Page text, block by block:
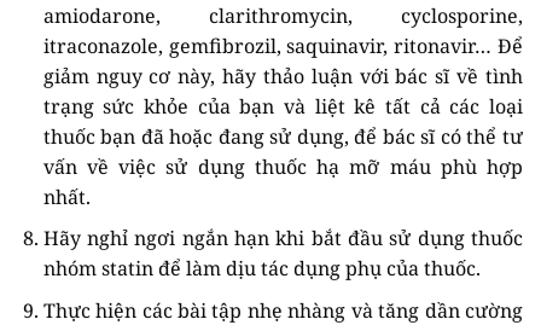
amiodarone, clarithromycin, cyclosporine,
itraconazole, gemfibrozil, saquinavir, ritonavir… Để
giảm nguy cơ này, hãy thảo luận với bác sĩ về tình
trạng sức khỏe của bạn và liệt kê tất cả các loại
thuốc bạn đã hoặc đang sử dụng, để bác sĩ có thể tư
vấn về việc sử dụng thuốc hạ mỡ máu phù hợp
nhất.
Hãy nghỉ ngơi ngắn hạn khi bắt đầu sử dụng thuốc
nhóm statin để làm dịu tác dụng phụ của thuốc.
Thực hiện các bài tập nhẹ nhàng và tăng dần cường